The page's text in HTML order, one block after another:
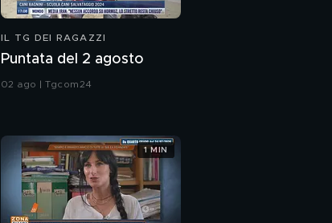
IL TG DEI RAGAZZI
Puntata del 2 agosto
02 ago | Tgcom24
1 MIN